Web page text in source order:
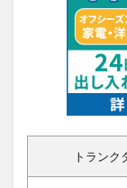
トランク